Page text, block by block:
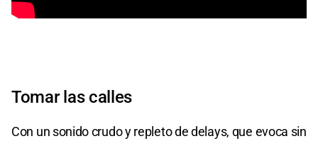
Tomar las calles
Con un sonido crudo y repleto de delays, que evoca sin